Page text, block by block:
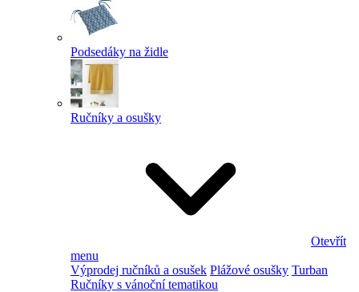
Podsedáky na židle
Ručníky a osušky
Otevřít
menu
Výprodej ručníků a osušek Plážové osušky Turban
Ručníky s vánoční tematikou